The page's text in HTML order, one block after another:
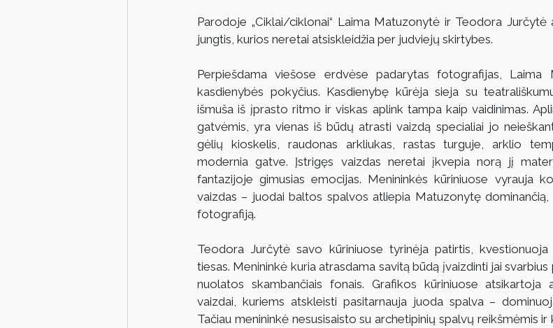
Parodoje „Ciklai/ciklonai“ Laima Matuzonytė ir Teodora Jurčytė
jungtis, kurios neretai atsiskleidžia per judviejų skirtybes.
Perpiešdama viešose erdvėse padarytas fotografijas, Laima
kasdienybės pokyčius. Kasdienybę kūrėja sieja su
išmuša iš įprasto ritmo ir viskas aplink tampa kaip vaidinimas.
gatvėmis, yra vienas iš būdų atrasti vaizdą specialiai jo
gėlių kioskelis, raudonas arkliukas, rastas turguje, arklio
modernia gatve. Įstrigęs vaizdas neretai įkvepia norą jį
fantazijoje gimusias emocijas. Menininkės kūriniuose vyrauja
vaizdas – juodai baltos spalvos atliepia Matuzonytę dominančią,
fotografiją.
Teodora Jurčytė savo kūriniuose tyrinėja patirtis, kvestionuoja
tiesas. Menininkė kuria atrasdama savitą būdą įvaizdinti jai
nuolatos skambančiais fonais. Grafikos kūriniuose atsikartoja
vaizdai, kuriems atskleisti pasitarnauja juoda spalva –
Tačiau menininkė nesusisaisto su archetipinių spalvų reikšmėmis